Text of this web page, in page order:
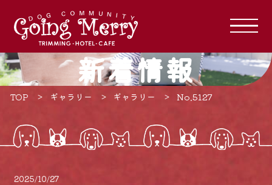
新着情報
TOP ギャラリー ギャラリー No.5127
2025/10/27